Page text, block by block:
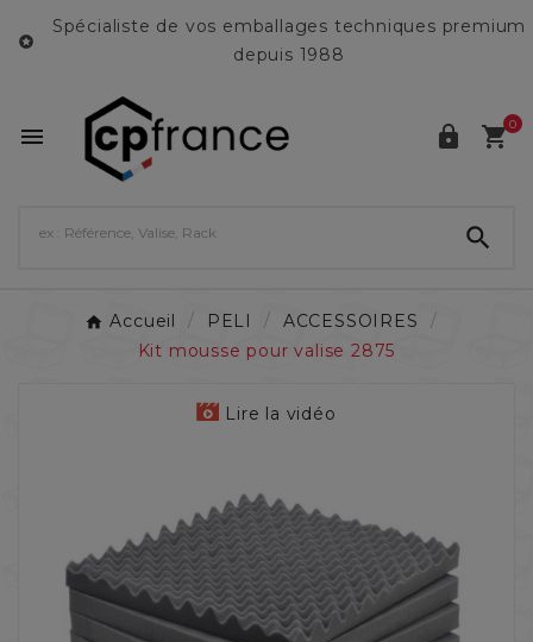

Spécialiste de vos emballages techniques premium
depuis 1988
  0

Accueil PELI
ACCESSOIRES
Kit mousse pour valise 2875
Lire la vidéo